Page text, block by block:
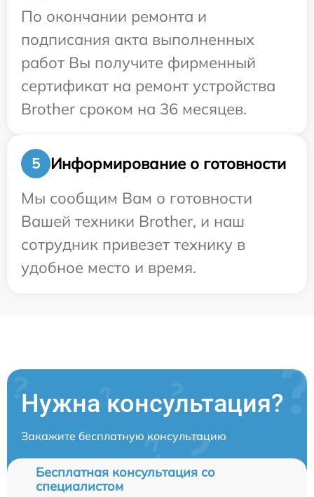
По окончании ремонта и
подписания акта выполненных
работ Вы получите фирменный
сертификат на ремонт устройства
Brother сроком на 36 месяцев.
5
Информирование о готовности
Мы сообщим Вам о готовности
Вашей техники Brother, и наш
сотрудник привезет технику в
удобное место и время.
Нужна консультация?
Закажите бесплатную консультацию
Бесплатная консультация со
специалистом